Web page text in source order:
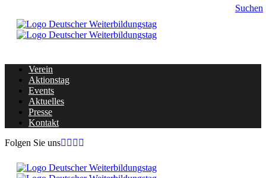
Suchen
Verein
Aktionstag
Events
Aktuelles
Presse
Kontakt
Folgen Sie uns